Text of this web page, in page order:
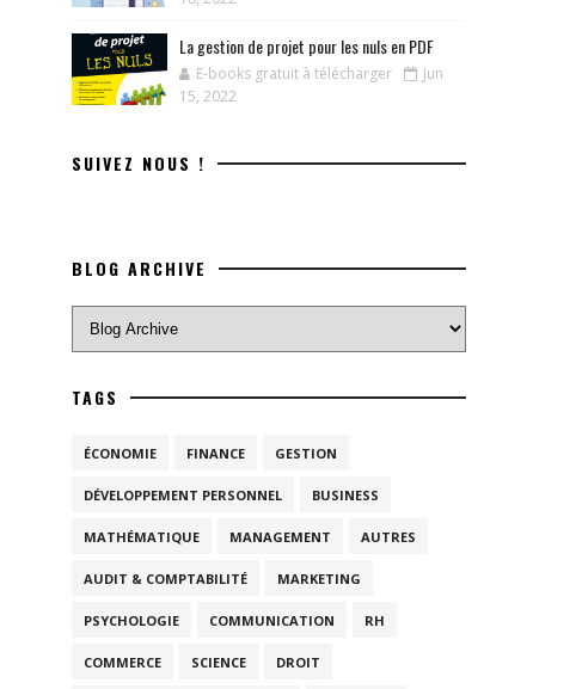
La gestion de projet pour les nuls en PDF
E-books gratuit à télécharger
Jun
15, 2022
SUIVEZ NOUS !
BLOG ARCHIVE
TAGS
ÉCONOMIE FINANCE GESTION
DÉVELOPPEMENT PERSONNEL BUSINESS
MATHÉMATIQUE MANAGEMENT AUTRES
AUDIT & COMPTABILITÉ MARKETING
PSYCHOLOGIE COMMUNICATION RH
COMMERCE SCIENCE DROIT